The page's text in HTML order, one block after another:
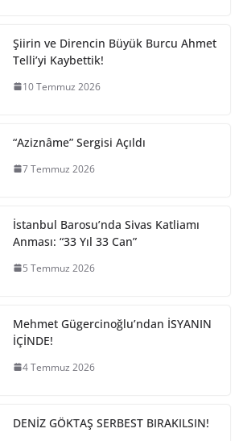
Şiirin ve Direncin Büyük Burcu Ahmet
Telli’yi Kaybettik!
10 Temmuz 2026
“Aziznâme” Sergisi Açıldı
7 Temmuz 2026
İstanbul Barosu’nda Sivas Katliamı
Anması: “33 Yıl 33 Can”
5 Temmuz 2026
Mehmet Gügercinoğlu’ndan İSYANIN
İÇİNDE!
4 Temmuz 2026
DENİZ GÖKTAŞ SERBEST BIRAKILSIN!